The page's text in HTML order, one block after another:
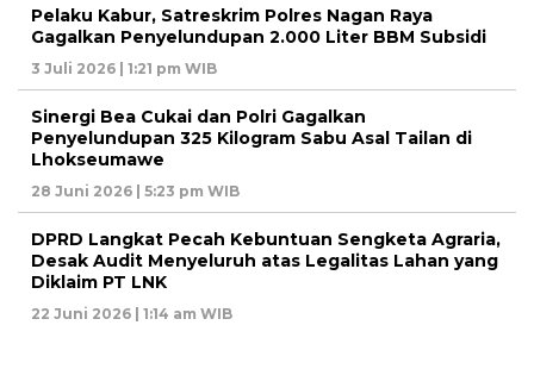
Pelaku Kabur, Satreskrim Polres Nagan Raya
Gagalkan Penyelundupan 2.000 Liter BBM Subsidi
3 Juli 2026 | 1:21 pm WIB
Sinergi Bea Cukai dan Polri Gagalkan
Penyelundupan 325 Kilogram Sabu Asal Tailan di
Lhokseumawe
28 Juni 2026 | 5:23 pm WIB
DPRD Langkat Pecah Kebuntuan Sengketa Agraria,
Desak Audit Menyeluruh atas Legalitas Lahan yang
Diklaim PT LNK
22 Juni 2026 | 1:14 am WIB